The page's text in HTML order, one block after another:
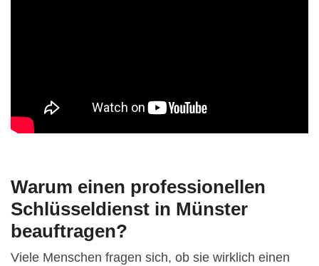
Warum einen professionellen
Schlüsseldienst in Münster
beauftragen?
Viele Menschen fragen sich, ob sie wirklich einen